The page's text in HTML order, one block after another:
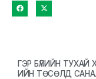
ГЭР БҮЛИЙН
ИЙН ТӨСӨЛД